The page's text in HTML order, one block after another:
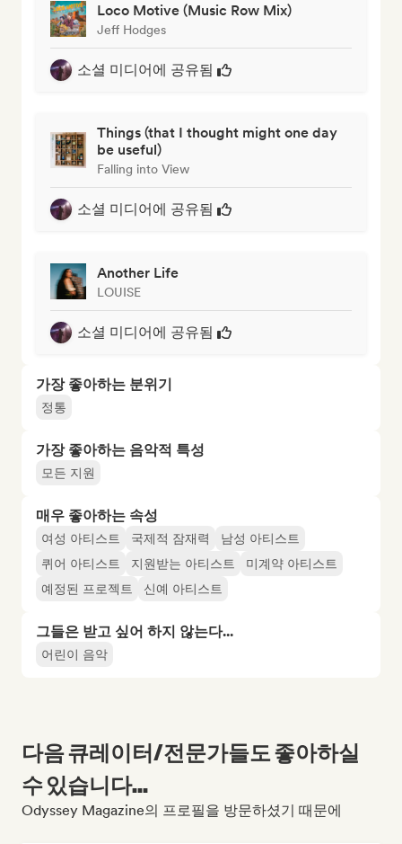
Loco Motive (Music Row Mix)
Jeff Hodges
소셜 미디어에 공유됨
Things (that I thought might one day
be useful)
Falling into View
소셜 미디어에 공유됨
Another Life
LOUISE
소셜 미디어에 공유됨
가장 좋아하는 분위기
정통
가장 좋아하는 음악적 특성
모든 지원
매우 좋아하는 속성
여성 아티스트 국제적 잠재력
남성 아티스트
퀴어 아티스트
지원받는 아티스트
미계약 아티스트
예정된 프로젝트
신예 아티스트
그들은 받고 싶어 하지 않는다...
어린이 음악
다음 큐레이터/전문가들도 좋아하실
수 있습니다...
Odyssey Magazine의 프로필을 방문하셨기 때문에